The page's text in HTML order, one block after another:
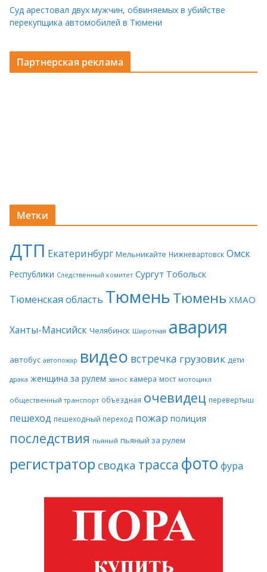
Суд арестовал двух мужчин, обвиняемых в убийстве
перекупщика автомобилей в Тюмени
Партнерская реклама
Метки
ДТП Екатеринбург Мельникайте Нижневартовск Омск
Республики Следственный комитет Сургут Тобольск
Тюменская область ТюменьТюмень ХМАО
Ханты-Мансийск Челябинск Широтная авария
автобус автопожар видео встречка грузовик дети
драка женщина за рулем занос камера мост мотоцикл
общественный транспорт объездная очевидец перевертыш
пешеход пешеходный переход пожар полиция
последствия пьяный пьяный за рулем
регистратор сводка трасса фото фура